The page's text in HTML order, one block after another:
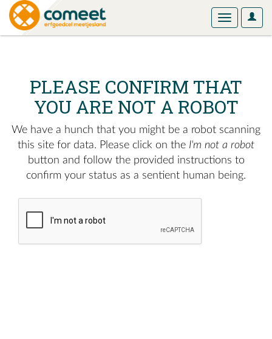
User
Toggle
PLEASE CONFIRM THAT
YOU ARE NOT A ROBOT
We have a hunch that you might be a robot scanning
this site for data. Please click on the I'm not a robot
button and follow the provided instructions to
confirm your status as a sentient human being.